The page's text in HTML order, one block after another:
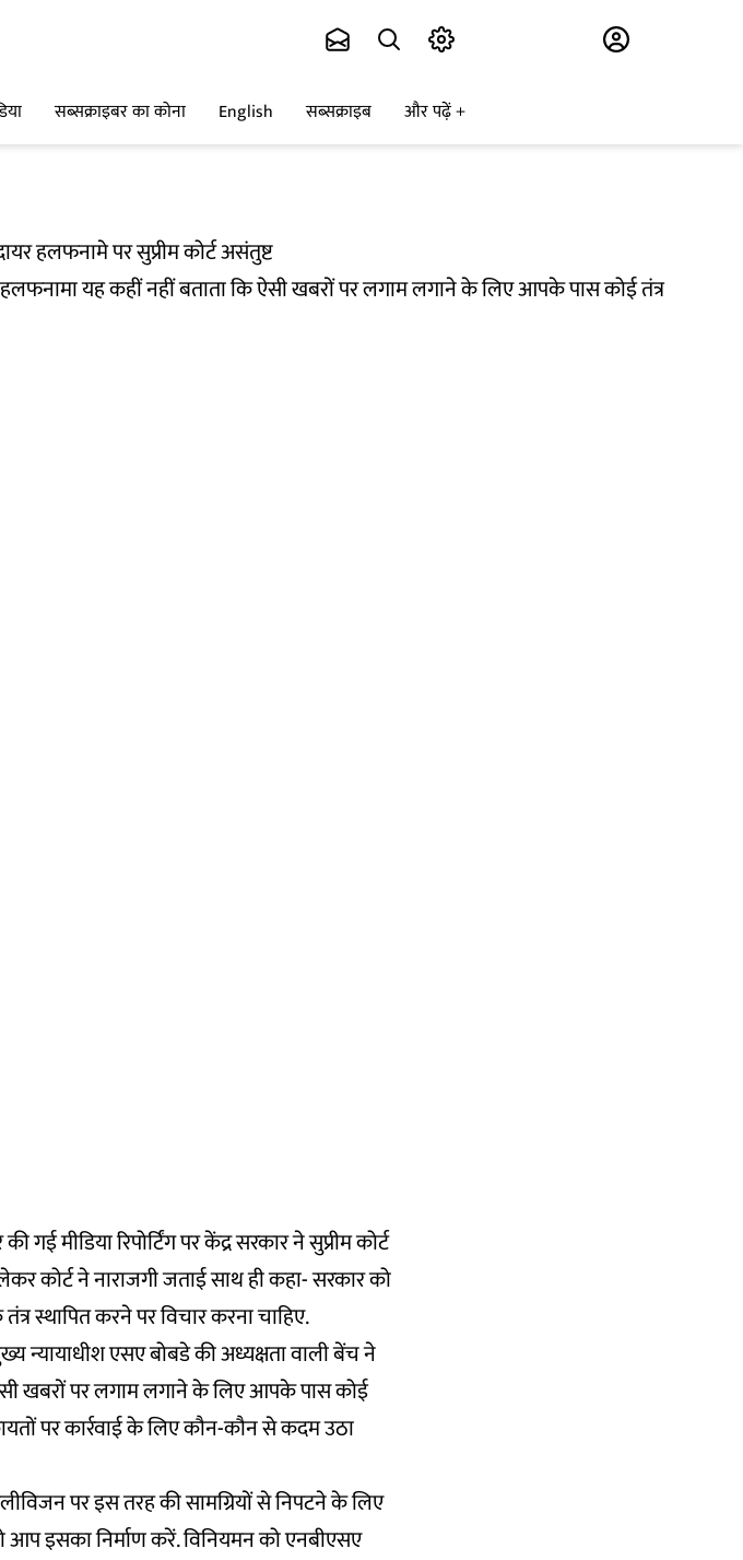
सब्सक्राइबर का कोना English सब्सक्राइब और पढ़ें
हलफनामे पर सुप्रीम कोर्ट असंतुष्ट
हलफनामा यह कहीं नहीं बताता कि ऐसी खबरों पर लगाम लगाने के लिए आपके पास कोई तंत्र
गई मीडिया रिपोर्टिंग पर केंद्र सरकार ने सुप्रीम कोर्ट
कोर्ट ने नाराजगी जताई साथ ही कहा- सरकार को
स्थापित करने पर विचार करना चाहिए.
न्यायाधीश एसए बोबडे की अध्यक्षता वाली बेंच ने
खबरों पर लगाम लगाने के लिए आपके पास कोई
पर कार्रवाई के लिए कौन-कौन से कदम उठा
पर इस तरह की सामग्रियों से निपटने के लिए
आप इसका निर्माण करें. विनियमन को एनबीएसए